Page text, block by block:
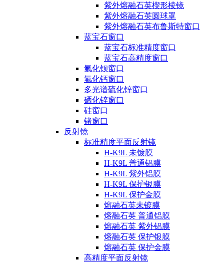
紫外熔融石英楔形棱镜
紫外熔融石英圆球罩
紫外熔融石英布鲁斯特窗口
蓝宝石窗口
蓝宝石标准精度窗口
蓝宝石高精度窗口
氟化钡窗口
氟化钙窗口
多光谱硫化锌窗口
硒化锌窗口
硅窗口
锗窗口
反射镜
标准精度平面反射镜
H-K9L 未镀膜
H-K9L 普通铝膜
H-K9L 紫外铝膜
H-K9L 保护银膜
H-K9L 保护金膜
熔融石英未镀膜
熔融石英 普通铝膜
熔融石英 紫外铝膜
熔融石英 保护银膜
熔融石英 保护金膜
高精度平面反射镜